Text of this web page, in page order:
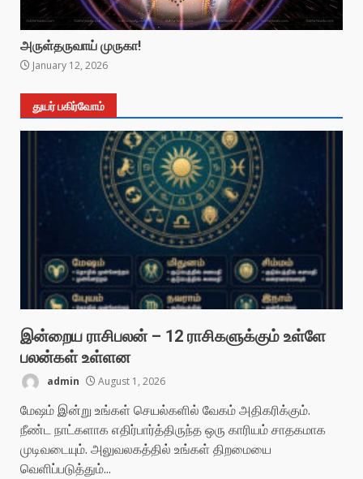
அருள்தருவாய் முருகா!
January 12, 2026
துயர் பகிர்வோம்
இன்றைய ராசிபலன் – 12 ராசிகளுக்கும் உள்ளே
பலன்கள் உள்ளன
admin August 1, 2026
மேஷம் இன்று உங்கள் செயல்களில் வேகம் அதிகரிக்கும்.
நீண்ட நாட்களாக எதிர்பார்த்திருந்த ஒரு காரியம் சாதகமாக
முடிவடையும். அலுவலகத்தில் உங்கள் திறமையை
வெளிப்படுத்தும்...